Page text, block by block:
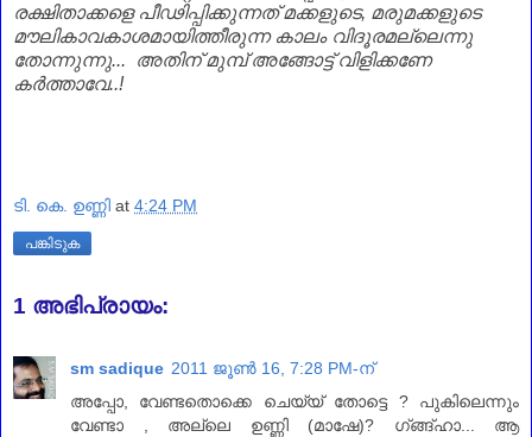
രക്ഷിതാക്കളെ പീഢിപ്പിക്കുന്നത് മക്കളുടെ, മരുമക്കളുടെ
മൗലികാവകാശമായിത്തീരുന്ന കാലം വിദൂരമല്ലെന്നു
തോന്നുന്നു... അതിന്‌ മുമ്പ് അങ്ങോട്ട് വിളിക്കണേ
കർത്താവേ..!
ടി. കെ. ഉണ്ണി at 4:24 PM
പങ്കിടുക
1 അഭിപ്രായം:
sm sadique 2011 ജൂൺ 16, 7:28 PM-ന്
അപ്പോ, വേണ്ടതൊക്കെ ചെയ്യ് തോട്ടെ ? പുകിലെന്നും
വേണ്ടാ , അല്ലെ ഉണ്ണി (മാഷേ)? ഗ്ങ്ങ്ഹാ... ആ